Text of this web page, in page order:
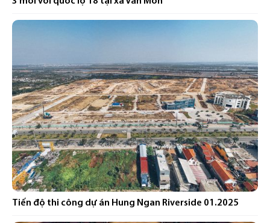
Tiến độ thi công dự án Hung Ngan Riverside 01.2025